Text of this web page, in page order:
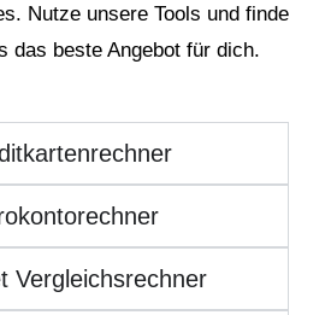
Nutze unsere Tools und finde
das beste Angebot für dich.
Vergleichsrechner